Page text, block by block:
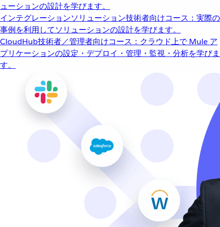
ューションの設計を学びます。
インテグレーションソリューション技術者向けコース：実際の
事例を利用してソリューションの設計を学びます。
CloudHub技術者／管理者向けコース：クラウド上で Mule ア
プリケーションの設定・デプロイ・管理・監視・分析を学びま
す。